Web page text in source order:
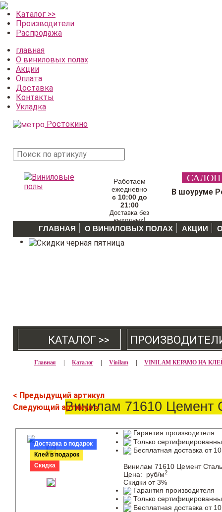
Каталог >>
Производители
Распродажа
главная
О виниловых полах
Акции
Оплата
Доставка
Контакты
Укладка
Ростокино
товара
Работаем
ежедневно
с 10:00 до
21:00
Доставка без
выходных!
В шоуруме
ГЛАВНАЯ О ВИНИЛОВЫХ ПОЛАХ АКЦИИ
КАТАЛОГ >>
Главная Каталог Vinilam VINILAM КЕРАМО НА
< Предыдущий артикул
Следующий артикул >Винилам 71610 Цемент
Доставка в подарок
Клей в подарок
Скидка
Гарантия производителя
Только
Бесплатная доставка от
Винилам 71610 Цемент
Цена:
руб/м2
Скидки от 3%
Гарантия производителя
Только
Бесплатная доставка от